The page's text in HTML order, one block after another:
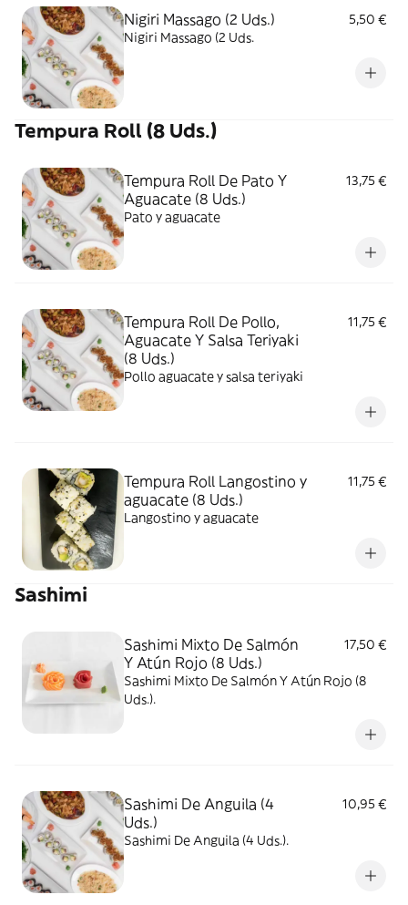
Nigiri Massago (2 Uds.)
5,50 €
Nigiri Massago (2 Uds.
Tempura Roll (8 Uds.)
Tempura Roll De Pato Y
Aguacate (8 Uds.)
13,75 €
Pato y aguacate
Tempura Roll De Pollo,
Aguacate Y Salsa Teriyaki
(8 Uds.)
11,75 €
Pollo aguacate y salsa teriyaki
Tempura Roll Langostino y
aguacate (8 Uds.)
11,75 €
Langostino y aguacate
Sashimi
Sashimi Mixto De Salmón
Y Atún Rojo (8 Uds.)
17,50 €
Sashimi Mixto De Salmón Y Atún Rojo (8
Uds.).
Sashimi De Anguila (4
Uds.)
10,95 €
Sashimi De Anguila (4 Uds.).